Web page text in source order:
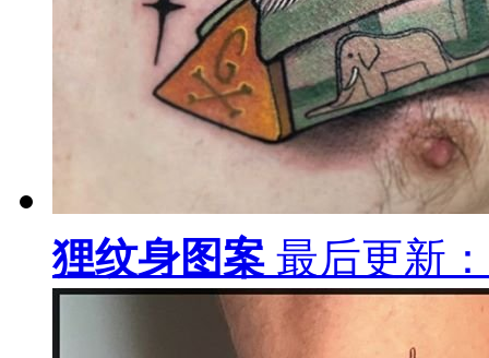
狸纹身图案 最后更新